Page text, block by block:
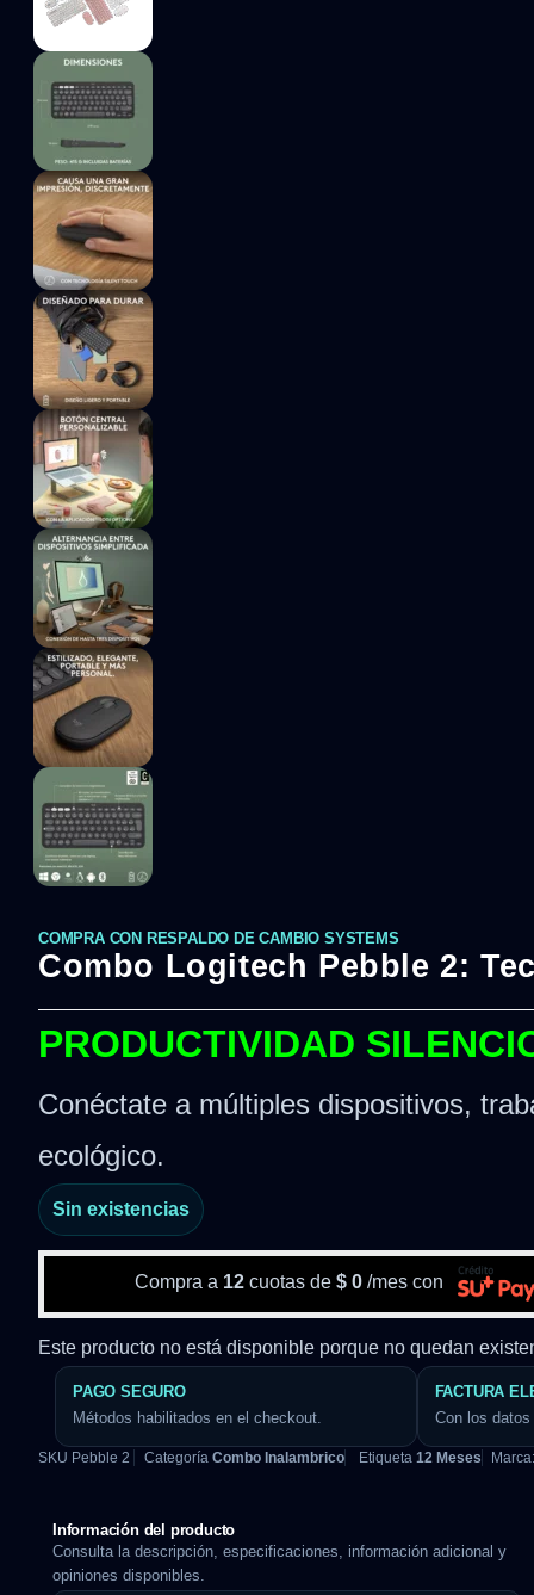
COMPRA CON RESPALDO DE CAMBIO SYSTEMS
Combo Logitech Pebble 2:
PRODUCTIVIDAD
Conéctate a múltiples dispositivos,
ecológico.
Sin existencias
Compra a 12 cuotas de $ 0 /mes con
Este producto no está disponible porque no quedan
PAGO SEGURO
Métodos habilitados en el checkout.
FACTURA
Con los
SKU Pebble 2 Categoría Combo Inalambrico Etiqueta 12 Meses
Información del producto
Consulta la descripción, especificaciones, información adicional y
opiniones disponibles.